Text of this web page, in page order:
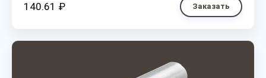
140.61 ₽ Заказать